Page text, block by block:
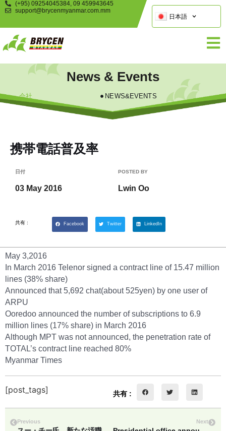
(+95) 09254045384, 09 459943645
support@brycenmyanmar.com.mm
日本語
News & Events
会社 NEWS&EVENTS
携帯電話普及率
日付
03 May 2016
POSTED BY
Lwin Oo
共有 : Facebook Twitter LinkedIn
May 3,2016
In March 2016 Telenor signed a contract line of 15.47 million
lines (38% share)
Announced that 5,692 chat(about 525yen) by one user of
ARPU
Ooredoo announced the number of subscriptions to 6.9
million lines (17% share) in March 2016
Although MPT was not announced, the penetration rate of
TOTAL’s contract line reached 80%
Myanmar Times
[post_tags] 共有 :
Previous Next